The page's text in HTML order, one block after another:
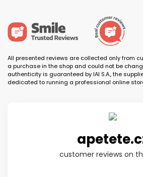
All presented reviews are collected only from
a purchase in the shop and could not be
authenticity is guaranteed by IAI S.A., the
dedicated to running a professional online
customer reviews on